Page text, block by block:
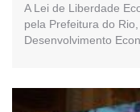
A Lei de Liberdade
pela Prefeitura do
Desenvolvimento